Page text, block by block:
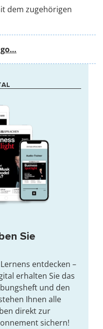
dem zugehörigen
Sie
entdecken –
erhalten Sie das
und den
Ihnen alle
direkt zur
sichern!